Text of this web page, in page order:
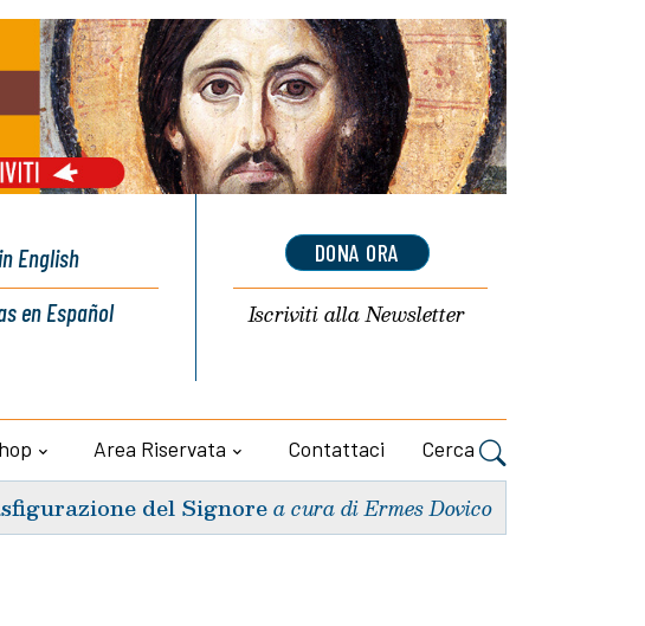
English
en Español
DONA ORA
Iscriviti allaNewsletter
Area Riservata Contattaci Cerca
del Signorea cura di Ermes Dovico